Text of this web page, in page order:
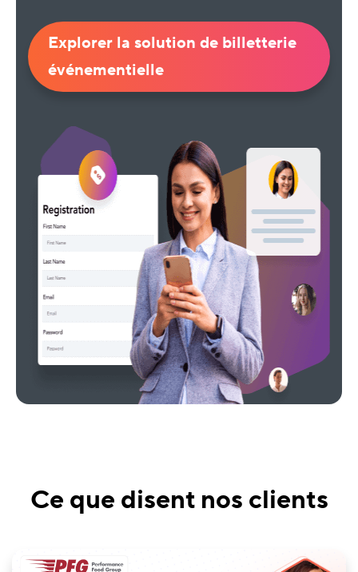
Explorer la solution de billetterie
événementielle
Ce que disent nos clients